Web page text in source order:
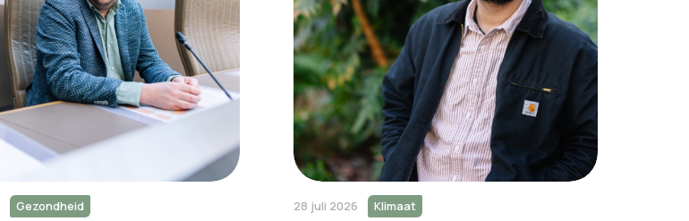
Gezondheid 28 juli 2026 Klimaat